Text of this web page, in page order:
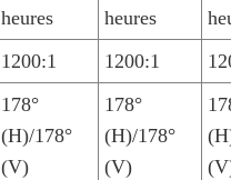
heures
heures
1200:1 1200:1
178°
(H)/178°
(V)
178°
(H)/178°
(V)
(V)